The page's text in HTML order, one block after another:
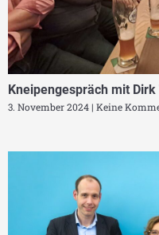
Kneipengespräch mit
3. November 2024 Keine